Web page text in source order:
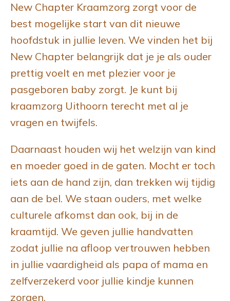
New Chapter Kraamzorg zorgt voor de
best mogelijke start van dit nieuwe
hoofdstuk in jullie leven. We vinden het bij
New Chapter belangrijk dat je je als ouder
prettig voelt en met plezier voor je
pasgeboren baby zorgt. Je kunt bij
kraamzorg Uithoorn terecht met al je
vragen en twijfels.
Daarnaast houden wij het welzijn van kind
en moeder goed in de gaten. Mocht er toch
iets aan de hand zijn, dan trekken wij tijdig
aan de bel. We staan ouders, met welke
culturele afkomst dan ook, bij in de
kraamtijd. We geven jullie handvatten
zodat jullie na afloop vertrouwen hebben
in jullie vaardigheid als papa of mama en
zelfverzekerd voor jullie kindje kunnen
zorgen.